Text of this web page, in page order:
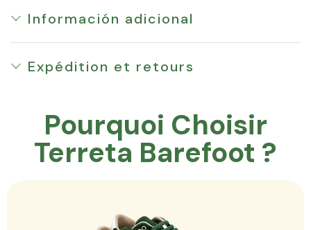
Información adicional
Expédition et retours
Pourquoi Choisir
Terreta Barefoot ?